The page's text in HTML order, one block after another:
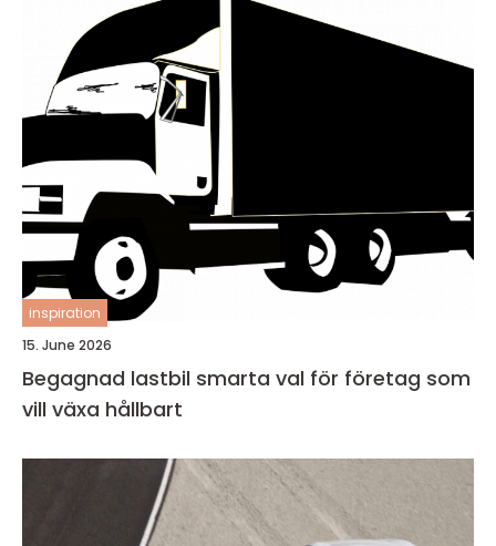
inspiration
15. June 2026
Begagnad lastbil smarta val för företag som
vill växa hållbart